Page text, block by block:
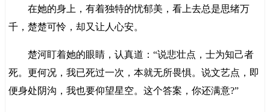
在她的身上，有着独特的忧郁美，看上去总是思绪万
千，楚楚可怜，却又让人心安。
楚河盯着她的眼睛，认真道：“说悲壮点，士为知己者
死。更何况，我已死过一次，本就无所畏惧。说文艺点，即
便身处阴沟，我也要仰望星空。这个答案，你还满意?”